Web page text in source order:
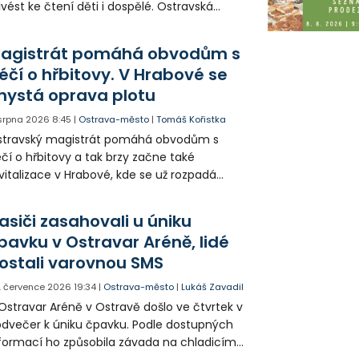
ke čtení děti i dospělé. Ostravská
jen na hřišti, ale i s otevřenou knihou.
pomáhá obvodům s
o hřbitovy. V Hrabové se
oprava plotu
2026 8:45 | Ostrava-město |Tomáš Kořistka
magistrát pomáhá obvodům s
o hřbitovy a tak brzy začne také
v Hrabové, kde se už rozpadá
se hřbitov kompletně rekonstruuje.
zasahovali u úniku
v Ostravar Aréně, lidé
varovnou SMS
července 2026 19:34 | Ostrava-město |Lukáš Zavadil
Aréně v Ostravě došlo ve čtvrtek v
k úniku čpavku. Podle dostupných
ho způsobila závada na chladicím